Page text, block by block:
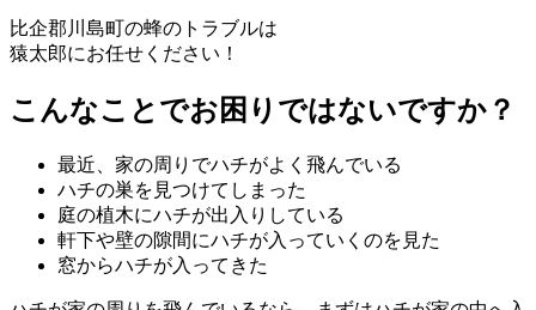
比企郡川島町の蜂のトラブルは
猿太郎にお任せください！
こんなことでお困りではないですか？
最近、家の周りでハチがよく飛んでいる
ハチの巣を見つけてしまった
庭の植木にハチが出入りしている
軒下や壁の隙間にハチが入っていくのを見た
窓からハチが入ってきた